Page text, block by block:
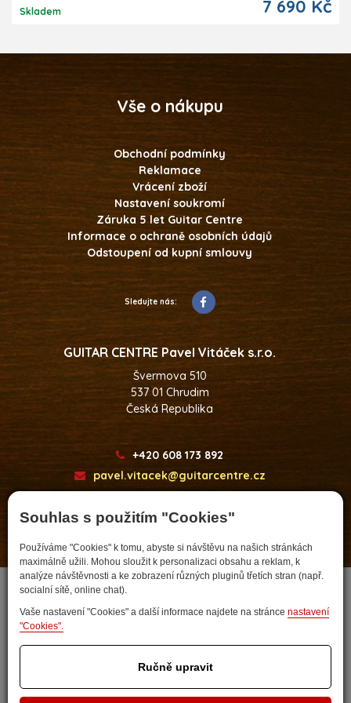
Souhlas s použitím "Cookies"
Používáme "Cookies" k tomu, abyste si návštěvu na našich stránkách
maximálně užili. Mohou sloužit k personalizaci obsahu a reklam, k
analýze návštěvnosti a ke zobrazení různých pluginů třetích stran (např.
socialní sítě, online chat).
Vaše nastavení "Cookies" a další informace najdete na stránce nastavení
"Cookies".
Ručně upravit
Skladem 7 690 Kč
Vše o nákupu
Obchodní podmínky
Reklamace
Vrácení zboží
Nastavení soukromí
Záruka 5 let Guitar Centre
Informace o ochraně osobních údajů
Odstoupení od kupní smlouvy
Sledujte nás:
GUITAR CENTRE Pavel Vitáček s.r.o.
Švermova 510
537 01 Chrudim
Česká Republika
+420 608 173 892
pavel.vitacek@guitarcentre.cz
Developed by